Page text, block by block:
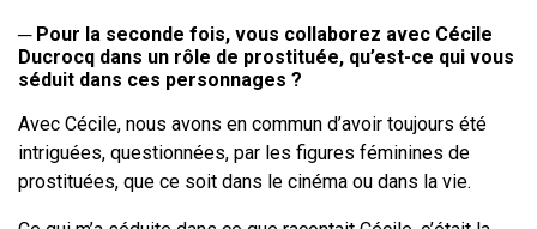
─ Pour la seconde fois, vous collaborez avec Cécile
Ducrocq dans un rôle de prostituée, qu’est-ce qui vous
séduit dans ces personnages ?
Avec Cécile, nous avons en commun d’avoir toujours été
intriguées, questionnées, par les figures féminines de
prostituées, que ce soit dans le cinéma ou dans la vie.